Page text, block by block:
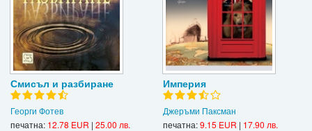
Смисъл и разбиране
Георги Фотев
печатна: 12.78 EUR | 25.00 лв.
Империя
Джеръми Паксман
печатна:9.15 EUR | 17.90 лв.